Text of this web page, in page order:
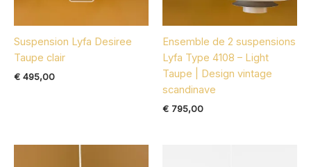
Suspension Lyfa Desiree
Taupe clair
€ 495,00
Ensemble de 2 suspensions
Lyfa Type 4108 – Light
Taupe | Design vintage
scandinave
€ 795,00